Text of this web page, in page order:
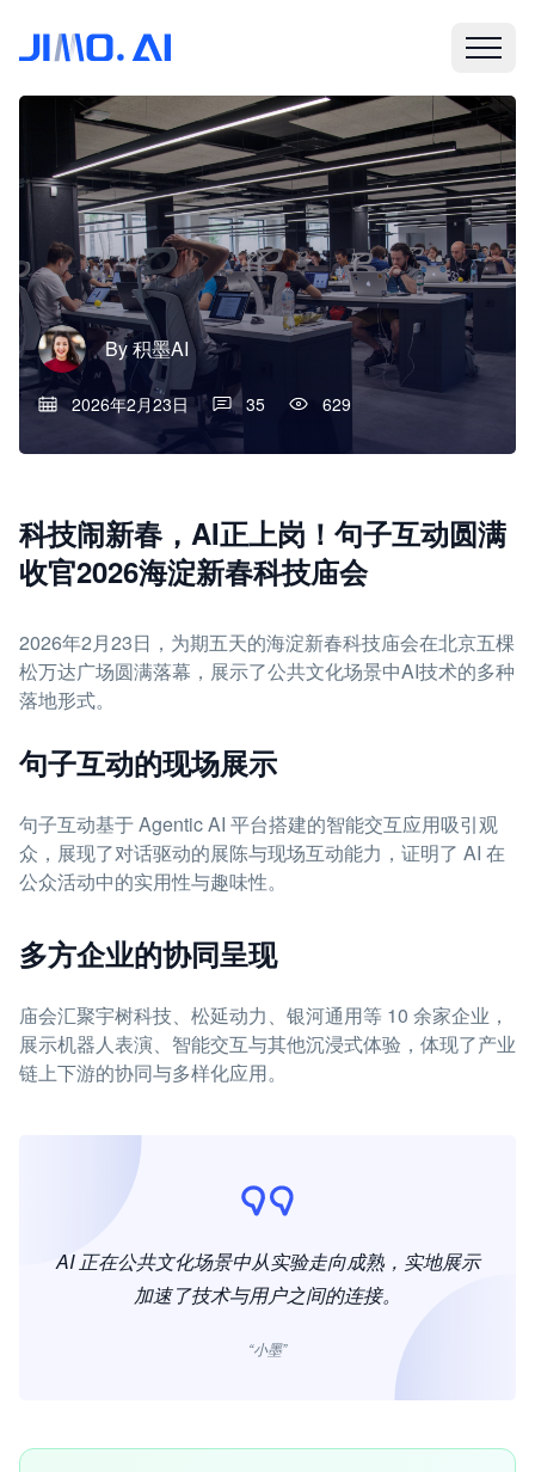
By积墨AI
2026年2月23日 35 629
科技闹新春，AI正上岗！句子互动圆满
收官2026海淀新春科技庙会
2026年2月23日，为期五天的海淀新春科技庙会在北京五棵
松万达广场圆满落幕，展示了公共文化场景中AI技术的多种
落地形式。
句子互动的现场展示
句子互动基于 Agentic AI 平台搭建的智能交互应用吸引观
众，展现了对话驱动的展陈与现场互动能力，证明了 AI 在
公众活动中的实用性与趣味性。
多方企业的协同呈现
庙会汇聚宇树科技、松延动力、银河通用等 10 余家企业，
展示机器人表演、智能交互与其他沉浸式体验，体现了产业
链上下游的协同与多样化应用。
AI 正在公共文化场景中从实验走向成熟，实地展示
加速了技术与用户之间的连接。
“小墨”